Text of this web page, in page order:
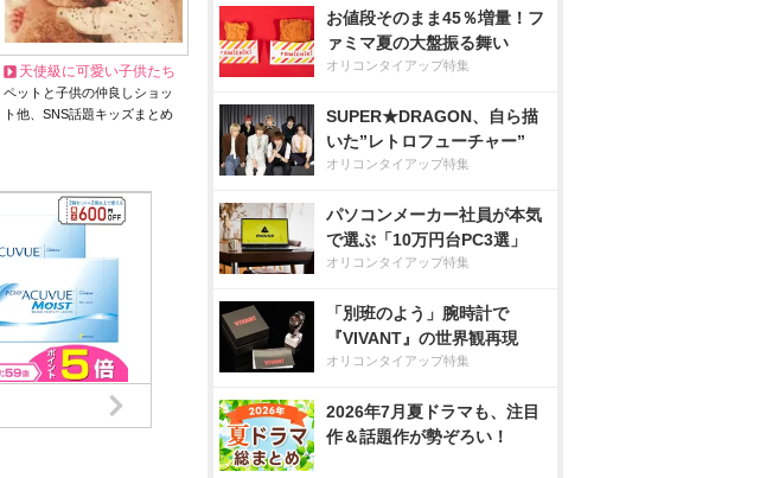
天使級に可愛い子供たち
ペットと子供の仲良しショッ
ト他、SNS話題キッズまとめ
お値段そのまま45％増量！フ
ァミマ夏の大盤振る舞い
オリコンタイアップ特集
SUPER★DRAGON、自ら描
いた”レトロフューチャー”
オリコンタイアップ特集
パソコンメーカー社員が本気
で選ぶ「10万円台PC3選」
オリコンタイアップ特集
「別班のよう」腕時計で
『VIVANT』の世界観再現
オリコンタイアップ特集
2026年7月夏ドラマも、注目
作＆話題作が勢ぞろい！